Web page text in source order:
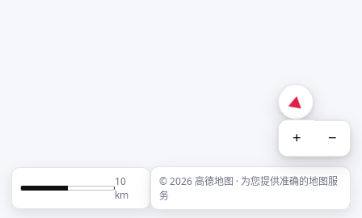
+ −
10
km
© 2026 高德地图 · 为您提供准确的地图服
务